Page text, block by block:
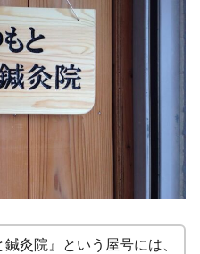
鍼灸院』という屋号には、